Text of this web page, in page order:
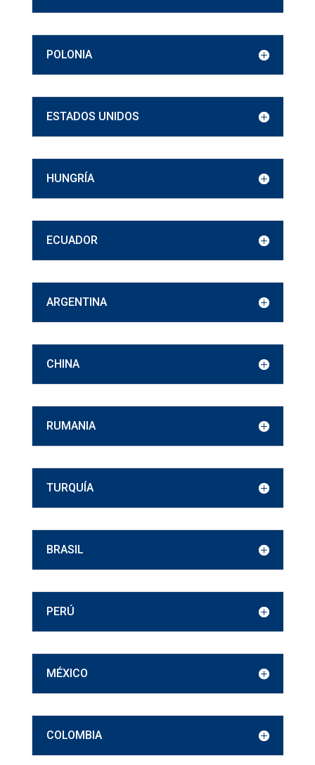
POLONIA
ESTADOS UNIDOS
HUNGRÍA
ECUADOR
ARGENTINA
CHINA
RUMANIA
TURQUÍA
BRASIL
PERÚ
MÉXICO
COLOMBIA